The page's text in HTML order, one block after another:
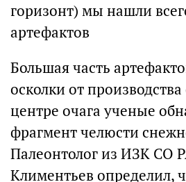
горизонт) мы нашли
артефактов
Большая часть
осколки от
центре очага ученые
фрагмент челюсти
Палеонтолог из ИЗК СО
Климентьев определил,